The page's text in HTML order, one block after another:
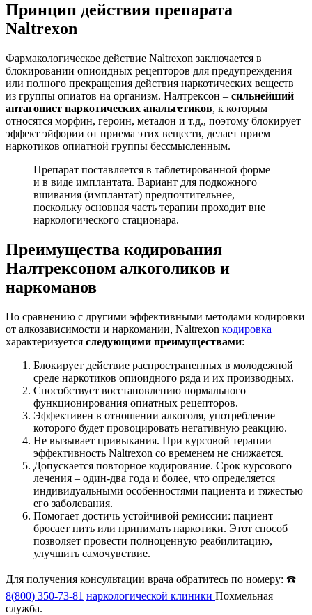
Принцип действия препарата
Naltrexon
Фармакологическое действие Naltrexon заключается в
блокировании опиоидных рецепторов для предупреждения
или полного прекращения действия наркотических веществ
из группы опиатов на организм. Налтрексон – сильнейший
антагонист наркотических анальгетиков, к которым
относятся морфин, героин, метадон и т.д., поэтому блокирует
эффект эйфории от приема этих веществ, делает прием
наркотиков опиатной группы бессмысленным.
Препарат поставляется в таблетированной форме
и в виде имплантата. Вариант для подкожного
вшивания (имплантат) предпочтительнее,
поскольку основная часть терапии проходит вне
наркологического стационара.
Преимущества кодирования
Налтрексоном алкоголиков и
наркоманов
По сравнению с другими эффективными методами кодировки
от алкозависимости и наркомании, Naltrexon кодировка
характеризуется следующими преимуществами:
Блокирует действие распространенных в молодежной
среде наркотиков опиоидного ряда и их производных.
Способствует восстановлению нормального
функционирования опиатных рецепторов.
Эффективен в отношении алкоголя, употребление
которого будет провоцировать негативную реакцию.
Не вызывает привыкания. При курсовой терапии
эффективность Naltrexon со временем не снижается.
Допускается повторное кодирование. Срок курсового
лечения – один-два года и более, что определяется
индивидуальными особенностями пациента и тяжестью
его заболевания.
Помогает достичь устойчивой ремиссии: пациент
бросает пить или принимать наркотики. Этот способ
позволяет провести полноценную реабилитацию,
улучшить самочувствие.
Для получения консультации врача обратитесь по номеру: ☎️
8(800) 350-73-81 наркологической клиники Похмельная
служба.